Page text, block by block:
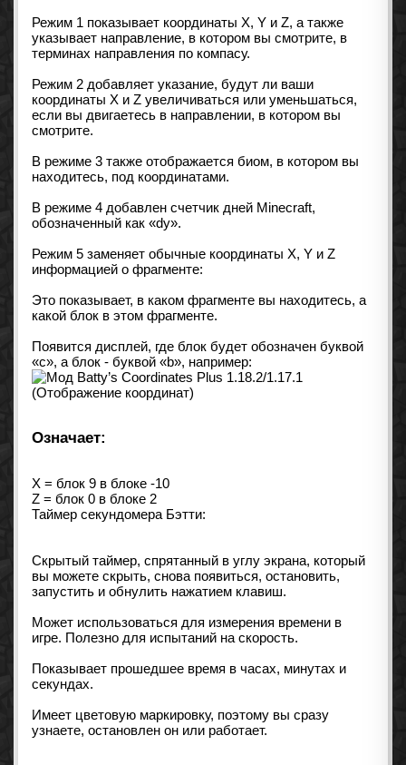
Режим 1 показывает координаты X, Y и Z, а также
указывает направление, в котором вы смотрите, в
терминах направления по компасу.
Режим 2 добавляет указание, будут ли ваши
координаты X и Z увеличиваться или уменьшаться,
если вы двигаетесь в направлении, в котором вы
смотрите.
В режиме 3 также отображается биом, в котором вы
находитесь, под координатами.
В режиме 4 добавлен счетчик дней Minecraft,
обозначенный как «dy».
Режим 5 заменяет обычные координаты X, Y и Z
информацией о фрагменте:
Это показывает, в каком фрагменте вы находитесь, а
какой блок в этом фрагменте.
Появится дисплей, где блок будет обозначен буквой
«c», а блок - буквой «b», например:
Означает:
X = блок 9 в блоке -10
Z = блок 0 в блоке 2
Таймер секундомера Бэтти:
Скрытый таймер, спрятанный в углу экрана, который
вы можете скрыть, снова появиться, остановить,
запустить и обнулить нажатием клавиш.
Может использоваться для измерения времени в
игре. Полезно для испытаний на скорость.
Показывает прошедшее время в часах, минутах и ​​
секундах.
Имеет цветовую маркировку, поэтому вы сразу
узнаете, остановлен он или работает.